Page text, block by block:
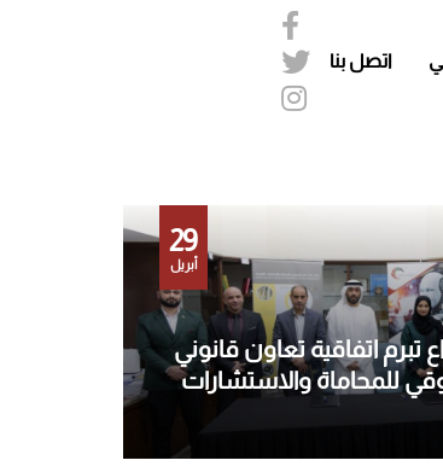
اتصل بنا
29
أبريل
تبرم اتفاقية تعاون قانوني
للمحاماة والاستشارات